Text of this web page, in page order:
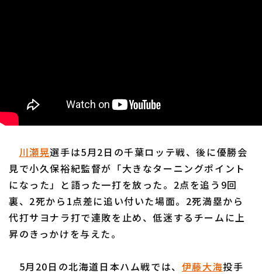
川瀬晃選手は5月2日の千葉ロッテ戦、後に優勝会
見で小久保裕紀監督が「大きなターニングポイント
になった」と語った一打を放った。2点を追う9回
裏、2死から1点差に追い付いた場面。2死満塁から
代打サヨナラ打で連敗を止め、低迷するチームに上
昇のきっかけを与えた。
5月20日の北海道日本ハム戦では、 伊藤大海投手